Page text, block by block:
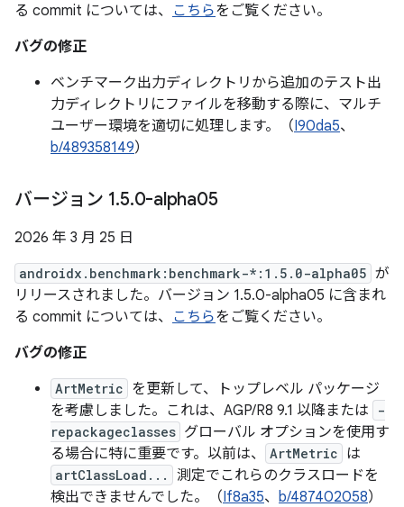
る commit については、 こちらをご覧ください。
バグの修正
ベンチマーク出力ディレクトリから追加のテスト出
力ディレクトリにファイルを移動する際に、マルチ
ユーザー環境を適切に処理します。（I90da5、
b/489358149）
バージョン 1.5.0-alpha05
2026 年 3 月 25 日
androidx.benchmark:benchmark-*:1.5.0-alpha05 が
リリースされました。バージョン 1.5.0-alpha05 に含まれ
る commit については、 こちらをご覧ください。
バグの修正
ArtMetric を更新して、トップレベル パッケージ
を考慮しました。これは、AGP/R8 9.1 以降または
-
repackageclasses グローバル オプションを使用す
る場合に特に重要です。以前は、
ArtMetric は
artClassLoad...
測定でこれらのクラスロードを
検出できませんでした。（If8a35、 b/487402058）